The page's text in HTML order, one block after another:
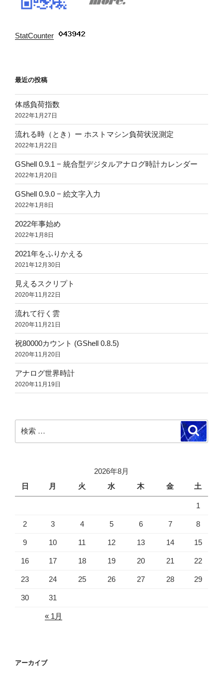
StatCounter
最近の投稿
体感負荷指数
2022年1月27日
流れる時（とき）ー ホストマシン負荷状況測定
2022年1月22日
GShell 0.9.1 − 統合型デジタルアナログ時計カレンダー
2022年1月20日
GShell 0.9.0 − 絵文字入力
2022年1月8日
2022年事始め
2022年1月8日
2021年をふりかえる
2021年12月30日
見えるスクリプト
2020年11月22日
流れて行く雲
2020年11月21日
祝80000カウント (GShell 0.8.5)
2020年11月20日
アナログ世界時計
2020年11月19日
索:
検
索
2026年8月
日
月 火 水 木 金 土
1
2 3 4 5 6 7 8
9 10 11 12 13 14 15
16 17 18 19 20 21 22
23 24 25 26 27 28 29
30 31
« 1月
アーカイブ